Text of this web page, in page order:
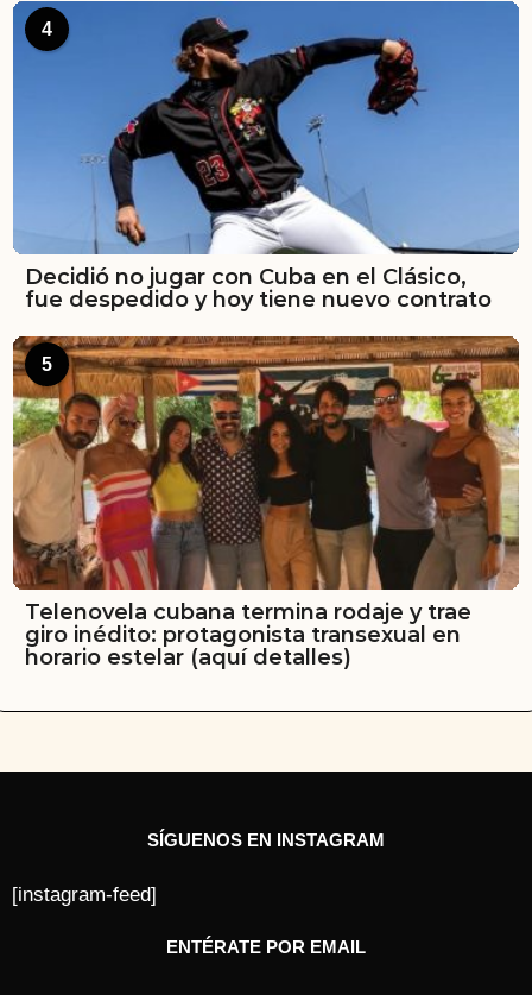
4
Decidió no jugar con Cuba en el Clásico,
fue despedido y hoy tiene nuevo contrato
5
Telenovela cubana termina rodaje y trae
giro inédito: protagonista transexual en
horario estelar (aquí detalles)
SÍGUENOS EN INSTAGRAM
[instagram-feed]
ENTÉRATE POR EMAIL